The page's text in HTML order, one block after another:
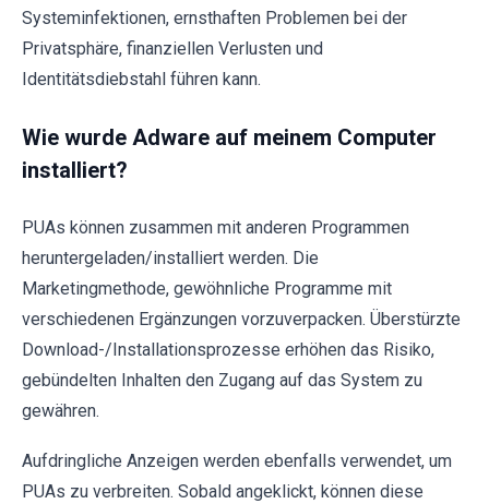
Systeminfektionen, ernsthaften Problemen bei der
Privatsphäre, finanziellen Verlusten und
Identitätsdiebstahl führen kann.
Wie wurde Adware auf meinem Computer
installiert?
PUAs können zusammen mit anderen Programmen
heruntergeladen/installiert werden. Die
Marketingmethode, gewöhnliche Programme mit
verschiedenen Ergänzungen vorzuverpacken. Überstürzte
Download-/Installationsprozesse erhöhen das Risiko,
gebündelten Inhalten den Zugang auf das System zu
gewähren.
Aufdringliche Anzeigen werden ebenfalls verwendet, um
PUAs zu verbreiten. Sobald angeklickt, können diese